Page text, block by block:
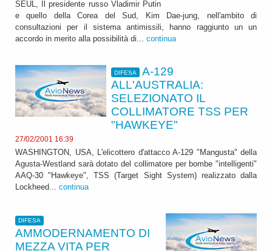
SEUL, Il presidente russo Vladimir Putin
e quello della Corea del Sud, Kim Dae-jung, nell'ambito di
consultazioni per il sistema antimissili, hanno raggiunto un un
accordo in merito alla possibilità di... continua
DIFESA
A-129
ALL'AUSTRALIA:
SELEZIONATO IL
COLLIMATORE TSS PER
"HAWKEYE"
27/02/2001 16:39
WASHINGTON, USA, L'elicottero d'attacco A-129 "Mangusta" della
Agusta-Westland sarà dotato del collimatore per bombe "intelligenti"
AAQ-30 "Hawkeye", TSS (Target Sight System) realizzato dalla
Lockheed... continua
DIFESA
AMMODERNAMENTO DI
MEZZA VITA PER